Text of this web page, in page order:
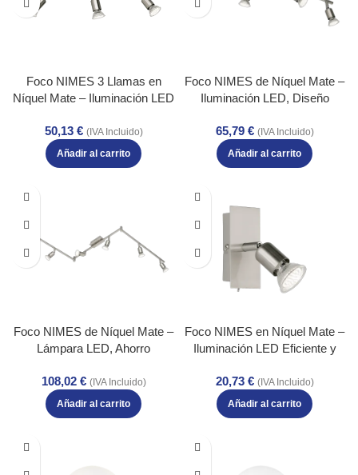
Foco NIMES 3 Llamas en
Níquel Mate – Iluminación LED
Níquel mate – Material: Metal –
Tipo de Luz: LED – Lúmenes:
250 – Temperatura: 3000K
50,13 € (IVA Incluido)
Añadir al carrito
Foco NIMES de Níquel Mate –
Iluminación LED, Diseño
Color: Níquel mate – Material:
Metal – Tipo de Luz: LED –
Lúmenes: 250 – Temperatura:
65,79 € (IVA Incluido)
Añadir al carrito
Foco NIMES de Níquel Mate –
Lámpara LED, Ahorro
– Color: Níquel mate –
Material: Metal – Tipo de Luz:
LED – Lúmenes: 250 –
108,02 € (IVA Incluido)
Añadir al carrito
Foco NIMES en Níquel Mate –
Iluminación LED Eficiente y
mate – Material: Metal – Tipo
de Luz: LED – Lúmenes: 250 –
Temperatura: 3000K
20,73 € (IVA Incluido)
Añadir al carrito